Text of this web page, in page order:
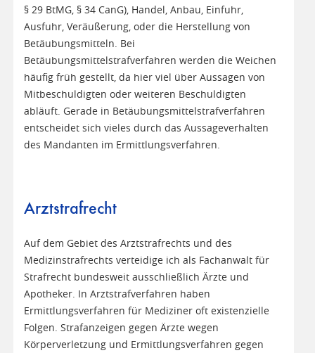
§ 29 BtMG, § 34 CanG), Handel, Anbau, Einfuhr,
Ausfuhr, Veräußerung, oder die Herstellung von
Betäubungsmitteln. Bei
Betäubungsmittelstrafverfahren werden die Weichen
häufig früh gestellt, da hier viel über Aussagen von
Mitbeschuldigten oder weiteren Beschuldigten
abläuft. Gerade in Betäubungsmittelstrafverfahren
entscheidet sich vieles durch das Aussageverhalten
des Mandanten im Ermittlungsverfahren.
Arztstrafrecht
Auf dem Gebiet des Arztstrafrechts und des
Medizinstrafrechts verteidige ich als Fachanwalt für
Strafrecht bundesweit ausschließlich Ärzte und
Apotheker. In Arztstrafverfahren haben
Ermittlungsverfahren für Mediziner oft existenzielle
Folgen. Strafanzeigen gegen Ärzte wegen
Körperverletzung und Ermittlungsverfahren gegen